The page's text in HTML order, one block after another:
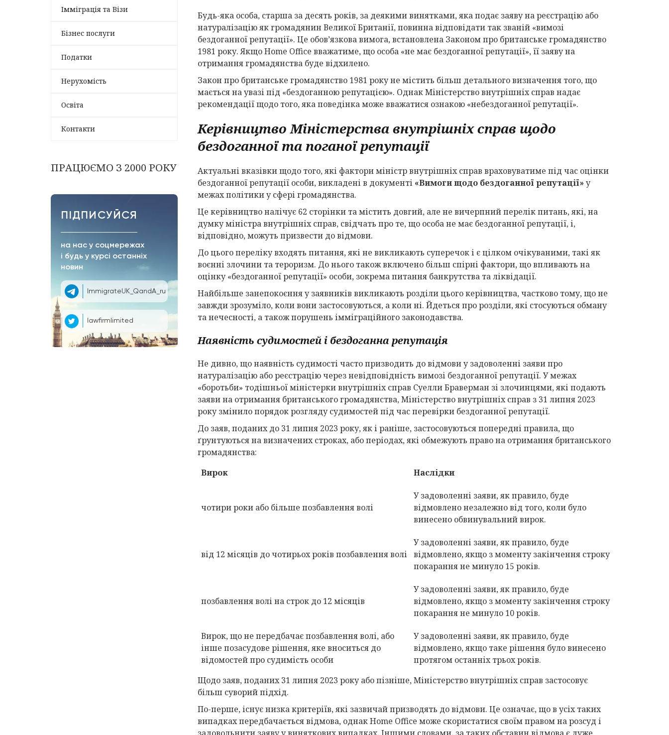
Імміграція та Візи
Бізнес послуги
Податки
Нерухомість
Освіта
Контакти
ПРАЦЮЄМО З 2000 РОКУ
ПІДПИСУЙСЯ
на нас у соцмережах
і будь у курсі останніх
новин
ImmigrateUK_QandA_ru
lawfirmlimited
Будь-яка особа, старша за десять років, за деякими винятками, яка подає заяву на реєстрацію або
натуралізацію як громадянин Великої Британії, повинна відповідати так званій «вимозі
бездоганної репутації». Це обов’язкова вимога, встановлена Законом про британське громадянство
1981 року. Якщо Home Office вважатиме, що особа «не має бездоганної репутації», її заяву на
отримання громадянства буде відхилено.
Закон про британське громадянство 1981 року не містить більш детального визначення того, що
мається на увазі під «бездоганною репутацією». Однак Міністерство внутрішніх справ надає
рекомендації щодо того, яка поведінка може вважатися ознакою «небездоганної репутації».
Керівництво Міністерства внутрішніх справ щодо
бездоганної та поганої репутації
Актуальні вказівки щодо того, які фактори міністр внутрішніх справ враховуватиме під час оцінки
бездоганної репутації особи, викладені в документі «Вимоги щодо бездоганної репутації» у
межах політики у сфері громадянства.
Це керівництво налічує 62 сторінки та містить довгий, але не вичерпний перелік питань, які, на
думку міністра внутрішніх справ, свідчать про те, що особа не має бездоганної репутації, і,
відповідно, можуть призвести до відмови.
До цього переліку входять питання, які не викликають суперечок і є цілком очікуваними, такі як
воєнні злочини та тероризм. До нього також включено більш спірні фактори, що впливають на
оцінку «бездоганної репутації» особи, зокрема питання банкрутства та ліквідації.
Найбільше занепокоєння у заявників викликають розділи цього керівництва, частково тому, що не
завжди зрозуміло, коли вони застосовуються, а коли ні. Йдеться про розділи, які стосуються обману
та нечесності, а також порушень імміграційного законодавства.
Наявність судимостей і бездоганна репутація
Не дивно, що наявність судимості часто призводить до відмови у задоволенні заяви про
натуралізацію або реєстрацію через невідповідність вимозі бездоганної репутації. У межах
«боротьби» тодішньої міністерки внутрішніх справ Суелли Браверман зі злочинцями, які подають
заяви на отримання британського громадянства, Міністерство внутрішніх справ з 31 липня 2023
року змінило порядок розгляду судимостей під час перевірки бездоганної репутації.
До заяв, поданих до 31 липня 2023 року, як і раніше, застосовуються попередні правила, що
ґрунтуються на визначених строках, або періодах, які обмежують право на отримання британського
громадянства:
Вирок
Наслідки
чотири роки або більше позбавлення волі
У задоволенні заяви, як правило, буде
відмовлено незалежно від того, коли було
винесено обвинувальний вирок.
від 12 місяців до чотирьох років позбавлення волі
У задоволенні заяви, як правило, буде
відмовлено, якщо з моменту закінчення строку
покарання не минуло 15 років.
позбавлення волі на строк до 12 місяців
У задоволенні заяви, як правило, буде
відмовлено, якщо з моменту закінчення строку
покарання не минуло 10 років.
Вирок, що не передбачає позбавлення волі, або
інше позасудове рішення, яке вноситься до
відомостей про судимість особи
У задоволенні заяви, як правило, буде
відмовлено, якщо таке рішення було винесено
протягом останніх трьох років.
Щодо заяв, поданих 31 липня 2023 року або пізніше, Міністерство внутрішніх справ застосовує
більш суворий підхід.
По-перше, існує низка критеріїв, які зазвичай призводять до відмови. Це означає, що в усіх таких
випадках передбачається відмова, однак Home Office може скористатися своїм правом на розсуд і